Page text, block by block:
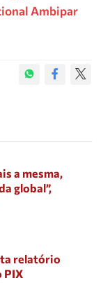
Ambipar
a mesma,
global”,
relatório
PIX